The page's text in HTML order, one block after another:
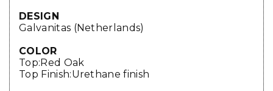
DESIGN
Galvanitas (Netherlands)
COLOR
Top:Red Oak
Top Finish:Urethane finish